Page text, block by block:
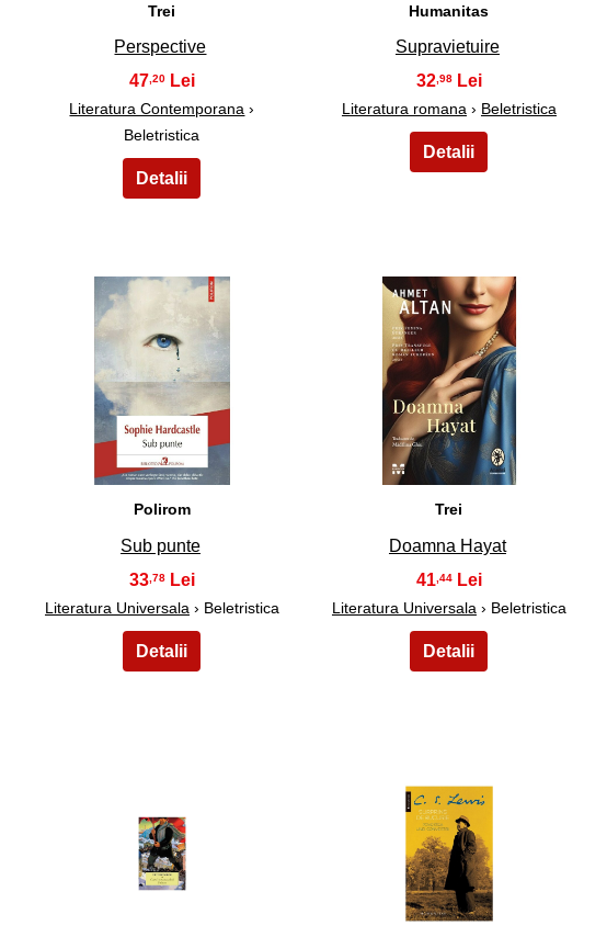
Trei
Perspective
47,20
Literatura Contemporana ›
Beletristica
Humanitas
Supravietuire
32,98
Literatura romana› Beletristica
Polirom
Sub punte
33 ,78
Literatura Universala › Beletristica
22
Trei
Doamna Hayat
41 ,44
Literatura Universala › Beletristica
26 27